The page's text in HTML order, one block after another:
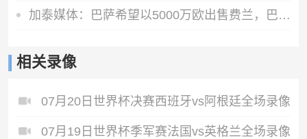
加泰媒体：巴萨希望以5000万欧出售费兰，巴黎最快下周三前官宣
相关录像
07月20日世界杯决赛西班牙vs阿根廷全场录像
07月19日世界杯季军赛法国vs英格兰全场录像